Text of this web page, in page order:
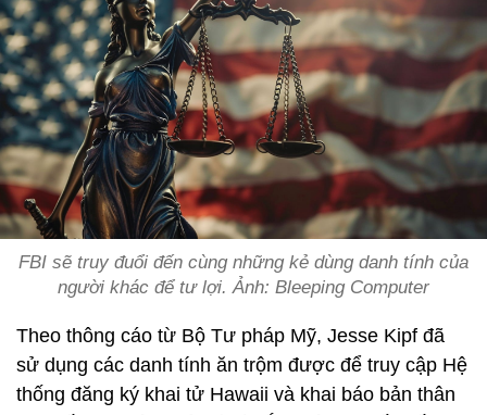
FBI sẽ truy đuổi đến cùng những kẻ dùng danh tính của
người khác để tư lợi. Ảnh: Bleeping Computer
Theo thông cáo từ Bộ Tư pháp Mỹ, Jesse Kipf đã
sử dụng các danh tính ăn trộm được để truy cập Hệ
thống đăng ký khai tử Hawaii và khai báo bản thân